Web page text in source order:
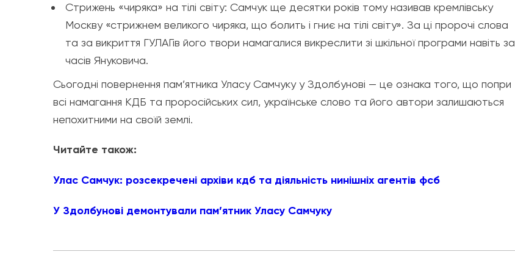
Стрижень «чиряка» на тілі світу: Самчук ще десятки років тому називав кремлівську
Москву «стрижнем великого чиряка, що болить і гниє на тілі світу». За ці пророчі слова
та за викриття ГУЛАГів його твори намагалися викреслити зі шкільної програми навіть за
часів Януковича.
Сьогодні повернення пам’ятника Уласу Самчуку у Здолбунові — це ознака того, що попри
всі намагання КДБ та проросійських сил, українське слово та його автори залишаються
непохитними на своїй землі.
Читайте також:
Улас Самчук: розсекречені архіви кдб та діяльність нинішніх агентів фсб
У Здолбунові демонтували пам’ятник Уласу Самчуку